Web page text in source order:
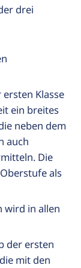
drei
Klasse
ein breites
neben dem
auch
Die
als
wird in allen
der ersten
mit den